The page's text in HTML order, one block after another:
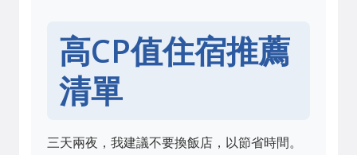
高CP值住宿推薦
清單
三天兩夜，我建議不要換飯店，以節省時間。